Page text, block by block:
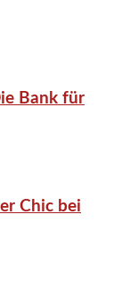
Bank für
Chic bei